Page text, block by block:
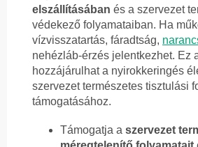
elszállításában és a szervezet
védekező folyamataiban. Ha
vízvisszatartás, fáradtság,
nehézláb-érzés jelentkezhet. Ez
hozzájárulhat a nyirokkeringés
szervezet természetes tisztulási
támogatásához.
Támogatja a szervezet